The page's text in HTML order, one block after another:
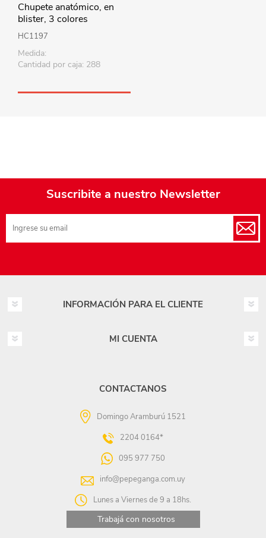
Chupete anatómico, en
blister, 3 colores
HC1197
Medida:
Cantidad por caja: 288
Suscribite a nuestro Newsletter
INFORMACIÓN PARA EL CLIENTE
MI CUENTA
CONTACTANOS
Domingo Aramburú 1521
2204 0164*
095 977 750
info@pepeganga.com.uy
Lunes a Viernes de 9 a 18hs.
Trabajá con nosotros